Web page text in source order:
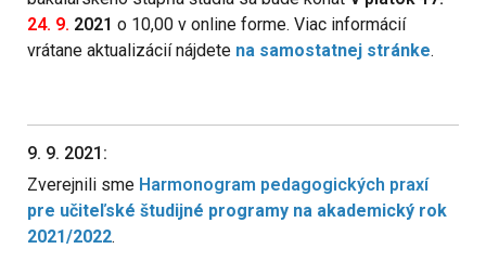
24. 9. 2021 o 10,00 v online forme. Viac informácií
vrátane aktualizácií nájdete na samostatnej stránke.
9. 9. 2021:
Zverejnili sme Harmonogram pedagogických praxí
pre učiteľské študijné programy na akademický rok
2021/2022.